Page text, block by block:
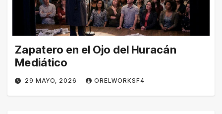
Zapatero en el Ojo del Huracán
Mediático
29 MAYO, 2026 ORELWORKSF4